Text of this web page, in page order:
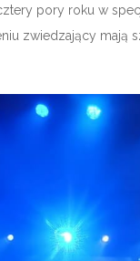
pory roku w
zwiedzający mają